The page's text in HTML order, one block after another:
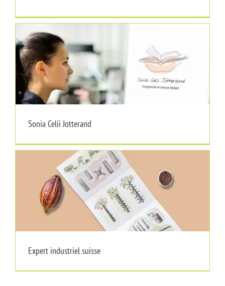
Sonia Celii Jotterand
Sonia Celii Jotterand
Expert industriel suisse
Expert industriel suisse